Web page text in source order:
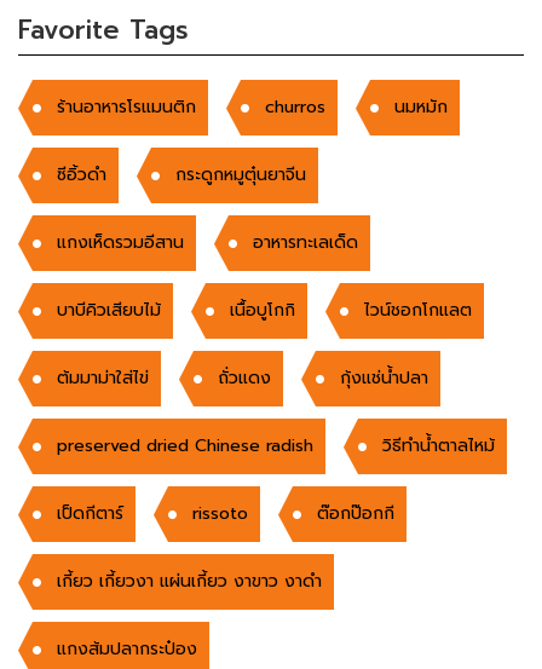
Favorite Tags
ร้านอาหารโรแมนติก churros นมหมัก
ซีอิ้วดำ กระดูกหมูตุ๋นยาจีน
แกงเห็ดรวมอีสาน อาหารทะเลเด็ด
บาบีคิวเสียบไม้ เนื้อบูโกกิ ไวน์ชอกโกแลต
ต้มมาม่าใส่ไข่ ถั่วแดง กุ้งแช่น้ำปลา
preserved dried Chinese radish วิธีทำน้ำตาลไหม้
เป็ดกีตาร์ rissoto ต๊อกป๊อกกี
เกี้ยว เกี้ยวงา แผ่นเกี้ยว งาขาว งาดำ
แกงส้มปลากระป๋อง